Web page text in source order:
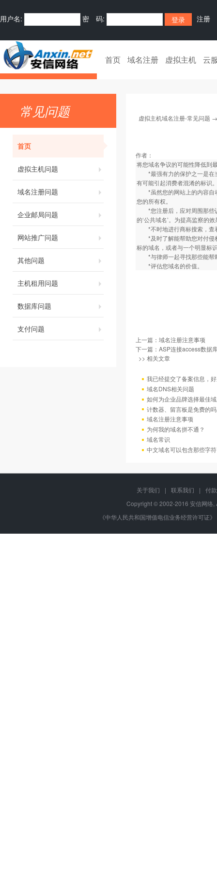
用户名: 密 码: 注册
首页 域名注册 虚拟主机 云
常见问题
首页
虚拟主机问题
域名注册问题
企业邮局问题
网站推广问题
其他问题
主机租用问题
数据库问题
支付问题
虚拟主机域名注册-常见问题
作者：
将您域名争议的可能性降低到
*最强有力的保护之一是在
有可能引起消费者混淆的标识
*虽然您的网站上的内容自动
您的所有权。
*您注册后，应对周围那些认
的‘公共域名’。为提高监察的
*不时地进行商标搜索，查
*及时了解能帮助您对付侵
标的域名，或者与一个明显标
*与律师一起寻找那些能帮
*评估您域名的价值。
上一篇： 域名注册注意事项
下一篇： ASP连接access数据
>> 相关文章
我已经提交了备案信息，
域名DNS相关问题
如何为企业品牌选择最佳
计数器、留言板是免费的
域名注册注意事项
为何我的域名拼不通？
域名常识
中文域名可以包含那些字
关于我们 | 联系我们 |
付
Copyright © 2002-2016 安信网
《中华人民共和国增值电信业务经营许可